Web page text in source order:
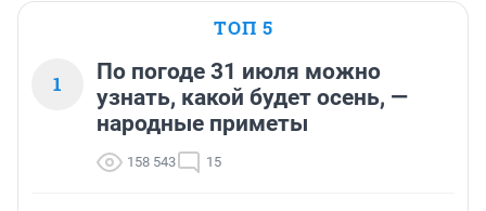
ТОП 5
1
По погоде 31 июля можно
узнать, какой будет осень, —
народные приметы
158 543 15